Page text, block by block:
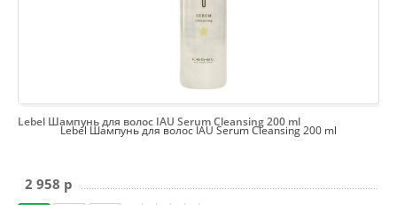
Lebel Шампунь для волос IAU Serum Cleansing 200 ml
Lebel Шампунь для волос IAU Serum Cleansing 200 ml
2 958 p